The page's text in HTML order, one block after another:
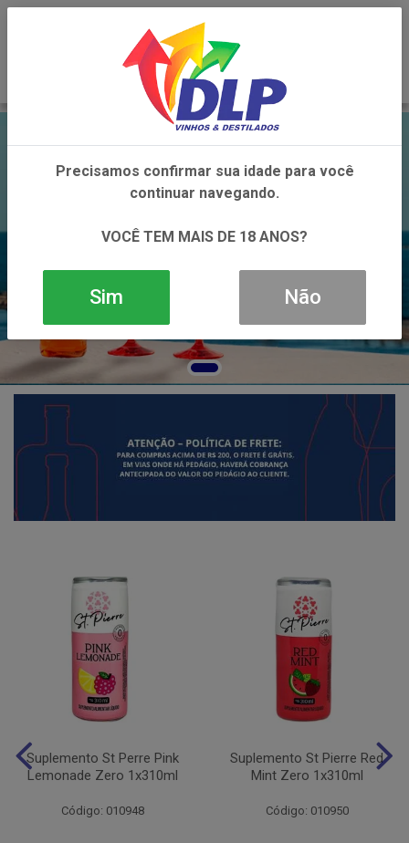
Suplemento St Perre Pink
Lemonade Zero 1x310ml
Código: 010948
Suplemento St Pierre Red
Mint Zero 1x310ml
Código: 010950
Precisamos confirmar sua idade para você
continuar navegando.
VOCÊ TEM MAIS DE 18 ANOS?
Sim Não